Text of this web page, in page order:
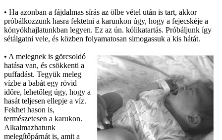
• Ha azonban a fájdalmas sírás az ölbe vétel után is tart, akkor
próbálkozzunk hasra fektetni a karunkon úgy, hogy a fejecskéje a
könyökhajlatunkban legyen. Ez az ún. kólikatartás. Próbáljunk így
sétálgatni vele, és közben folyamatosan simogassuk a kis hátát.
• A melegnek is görcsoldó
hatása van, és csökkenti a
puffadást. Tegyük meleg
vízbe a babát egy rövid
időre, lehetőleg úgy, hogy a
hasát teljesen ellepje a víz.
Fekhet hason is,
természetesen a karukon.
Alkalmazhatunk
melegítőpárnát is, amit a